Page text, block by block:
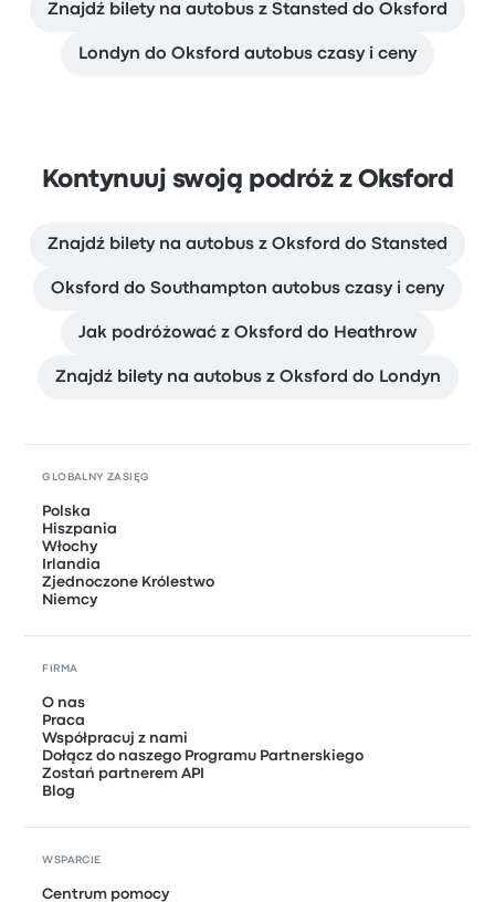
Znajdź bilety na autobus z Stansted do Oksford
Londyn do Oksford autobus czasy i ceny
Kontynuuj swoją podróż z Oksford
Znajdź bilety na autobus z Oksford do Stansted
Oksford do Southampton autobus czasy i ceny
Jak podróżować z Oksford do Heathrow
Znajdź bilety na autobus z Oksford do Londyn
GLOBALNY ZASIĘG
Polska
Hiszpania
Włochy
Irlandia
Zjednoczone Królestwo
Niemcy
FIRMA
O nas
Praca
Współpracuj z nami
Dołącz do naszego Programu Partnerskiego
Zostań partnerem API
Blog
WSPARCIE
Centrum pomocy